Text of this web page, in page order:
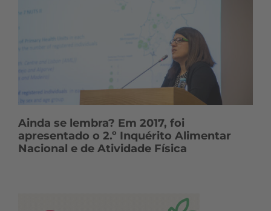
Ainda se lembra? Em 2017, foi
apresentado o 2.º Inquérito Alimentar
Nacional e de Atividade Física